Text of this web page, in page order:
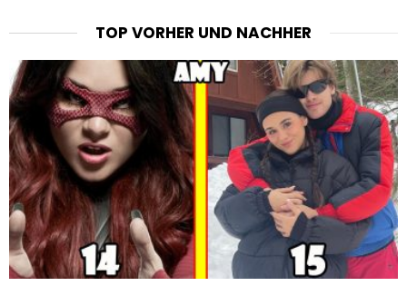
TOP VORHER UND NACHHER